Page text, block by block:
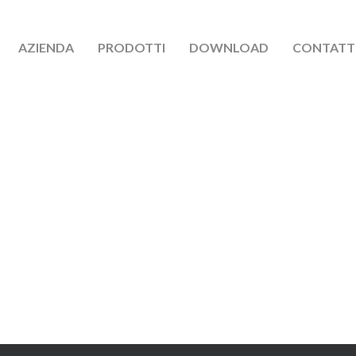
AZIENDA PRODOTTI DOWNLOAD